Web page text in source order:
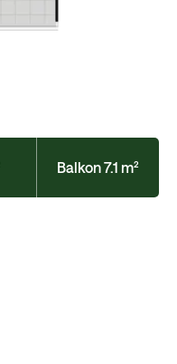
Balkon 7.1 m²